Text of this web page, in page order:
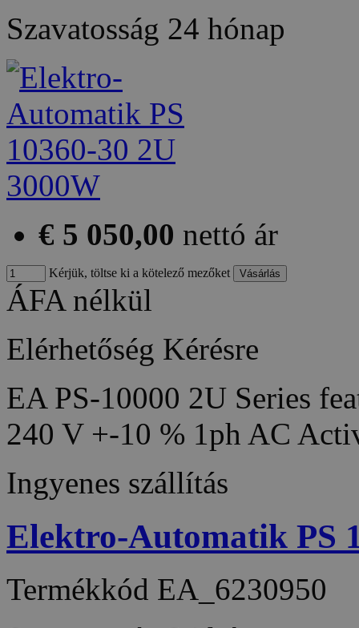
Szavatosság 24 hónap
€ 5 050,00 nettó ár
Kérjük, töltse ki a kötelező mezőket
ÁFA nélkül
Elérhetőség Kérésre
EA PS-10000 2U Series
240 V +-10 % 1ph AC
Ingyenes szállítás
Elektro-Automatik PS
Termékkód EA_6230950